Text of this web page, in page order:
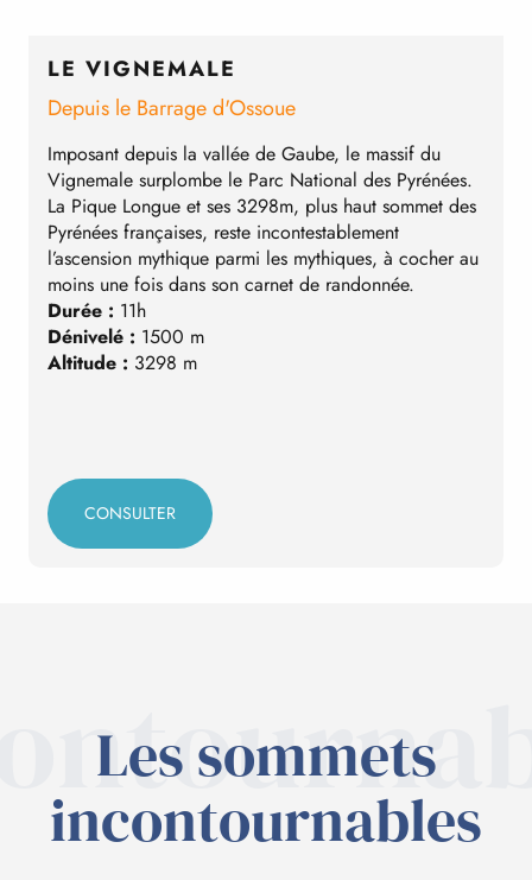
LE VIGNEMALE
Depuis le Barrage d'Ossoue
Imposant depuis la vallée de Gaube, le massif du
Vignemale surplombe le Parc National des Pyrénées.
La Pique Longue et ses 3298m, plus haut sommet des
Pyrénées françaises, reste incontestablement
l’ascension mythique parmi les mythiques, à cocher au
moins une fois dans son carnet de randonnée.
Durée : 11h
Dénivelé : 1500 m
Altitude : 3298 m
CONSULTER
Les sommets
incontournables